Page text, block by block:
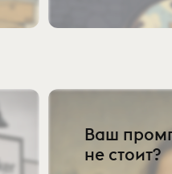
Ваш
не стоит?